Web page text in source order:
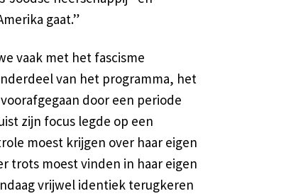
gaat.”
vaak met het fascisme
van het programma, het
door een periode
zijn focus legde op een
moest krijgen over haar eigen
trots moest vinden in haar eigen
vrijwel identiek terugkeren